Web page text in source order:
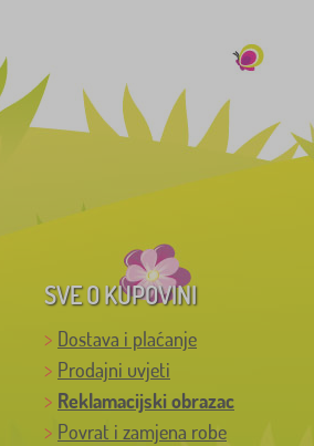
SVE O KUPOVINI
Dostava i plaćanje
Prodajni uvjeti
Reklamacijski obrazac
Povrat i zamjena robe